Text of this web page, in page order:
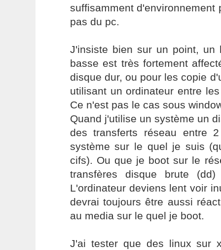
suffisamment d'environnement
pas du pc.
J'insiste bien sur un point, un
basse est très fortement
disque dur, ou pour les copie
utilisant un ordinateur entre
Ce n'est pas le cas sous
Quand j'utilise un système un
des transferts réseau entre
système sur le quel je suis
cifs). Ou que je boot sur le
transfères disque brute
L'ordinateur deviens lent voir
devrai toujours être aussi
au media sur le quel je boot.
J'ai tester que des linux sur